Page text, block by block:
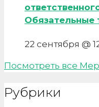
Обязательные
22 сентября @
Посмотреть все
Рубрики